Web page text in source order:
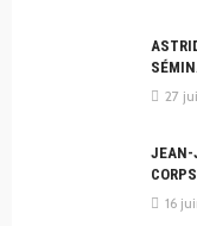
27
JEAN-
16